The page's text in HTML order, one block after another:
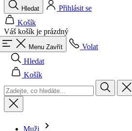
Menu Zavřít
Volat
Hledat
Košík
Muži
Vše v kategorii Muži